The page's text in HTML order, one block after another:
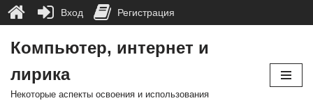
к
содержимому
Компьютер, интернет и
лирика
Некоторые аспекты освоения и использования
Вход Регистрация